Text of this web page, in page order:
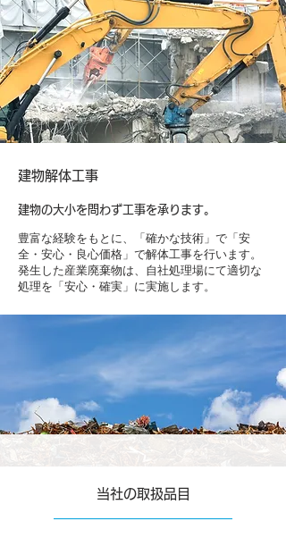
​建物解体工事
建物の大小を問わず工事を承ります。
豊富な経験をもとに、「確かな技術」で「安
全・安心・良心価格」で解体工事を行います。
発生した産業廃棄物は、自社処理場にて適切な
処理を「安心・確実」に実施します。
​当社の取扱品目